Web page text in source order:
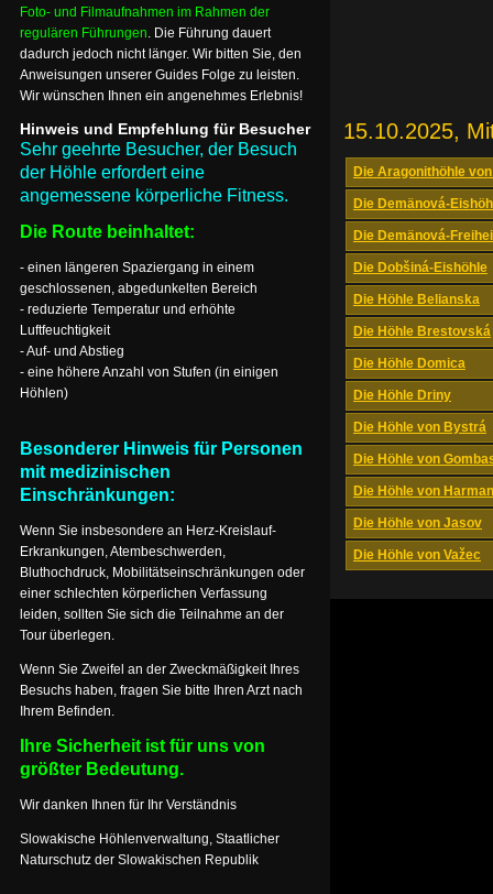
15.10.2025,
Die Aragonithöhle
Die Demänová-
Die Demänová-
Die Dobšiná-Eishöhle
Die Höhle Belianska
Die Höhle Brestovská
Die Höhle Domica
Die Höhle Driny
Die Höhle von Bystrá
Die Höhle von
Die Höhle von
Die Höhle von Jasov
Die Höhle von Važec
Foto- und Filmaufnahmen im Rahmen der
regulären Führungen. Die Führung dauert
dadurch jedoch nicht länger. Wir bitten Sie, den
Anweisungen unserer Guides Folge zu leisten.
Wir wünschen Ihnen ein angenehmes Erlebnis!
Hinweis und Empfehlung für Besucher
Sehr geehrte Besucher, der Besuch
der Höhle erfordert eine
angemessene körperliche Fitness.
Die Route beinhaltet:
- einen längeren Spaziergang in einem
geschlossenen, abgedunkelten Bereich
- reduzierte Temperatur und erhöhte
Luftfeuchtigkeit
- Auf- und Abstieg
- eine höhere Anzahl von Stufen (in einigen
Höhlen)
Besonderer Hinweis für Personen
mit medizinischen
Einschränkungen:
Wenn Sie insbesondere an Herz-Kreislauf-
Erkrankungen, Atembeschwerden,
Bluthochdruck, Mobilitätseinschränkungen oder
einer schlechten körperlichen Verfassung
leiden, sollten Sie sich die Teilnahme an der
Tour überlegen.
Wenn Sie Zweifel an der Zweckmäßigkeit Ihres
Besuchs haben, fragen Sie bitte Ihren Arzt nach
Ihrem Befinden.
Ihre Sicherheit ist für uns von
größter Bedeutung.
Wir danken Ihnen für Ihr Verständnis
Slowakische Höhlenverwaltung, Staatlicher
Naturschutz der Slowakischen Republik